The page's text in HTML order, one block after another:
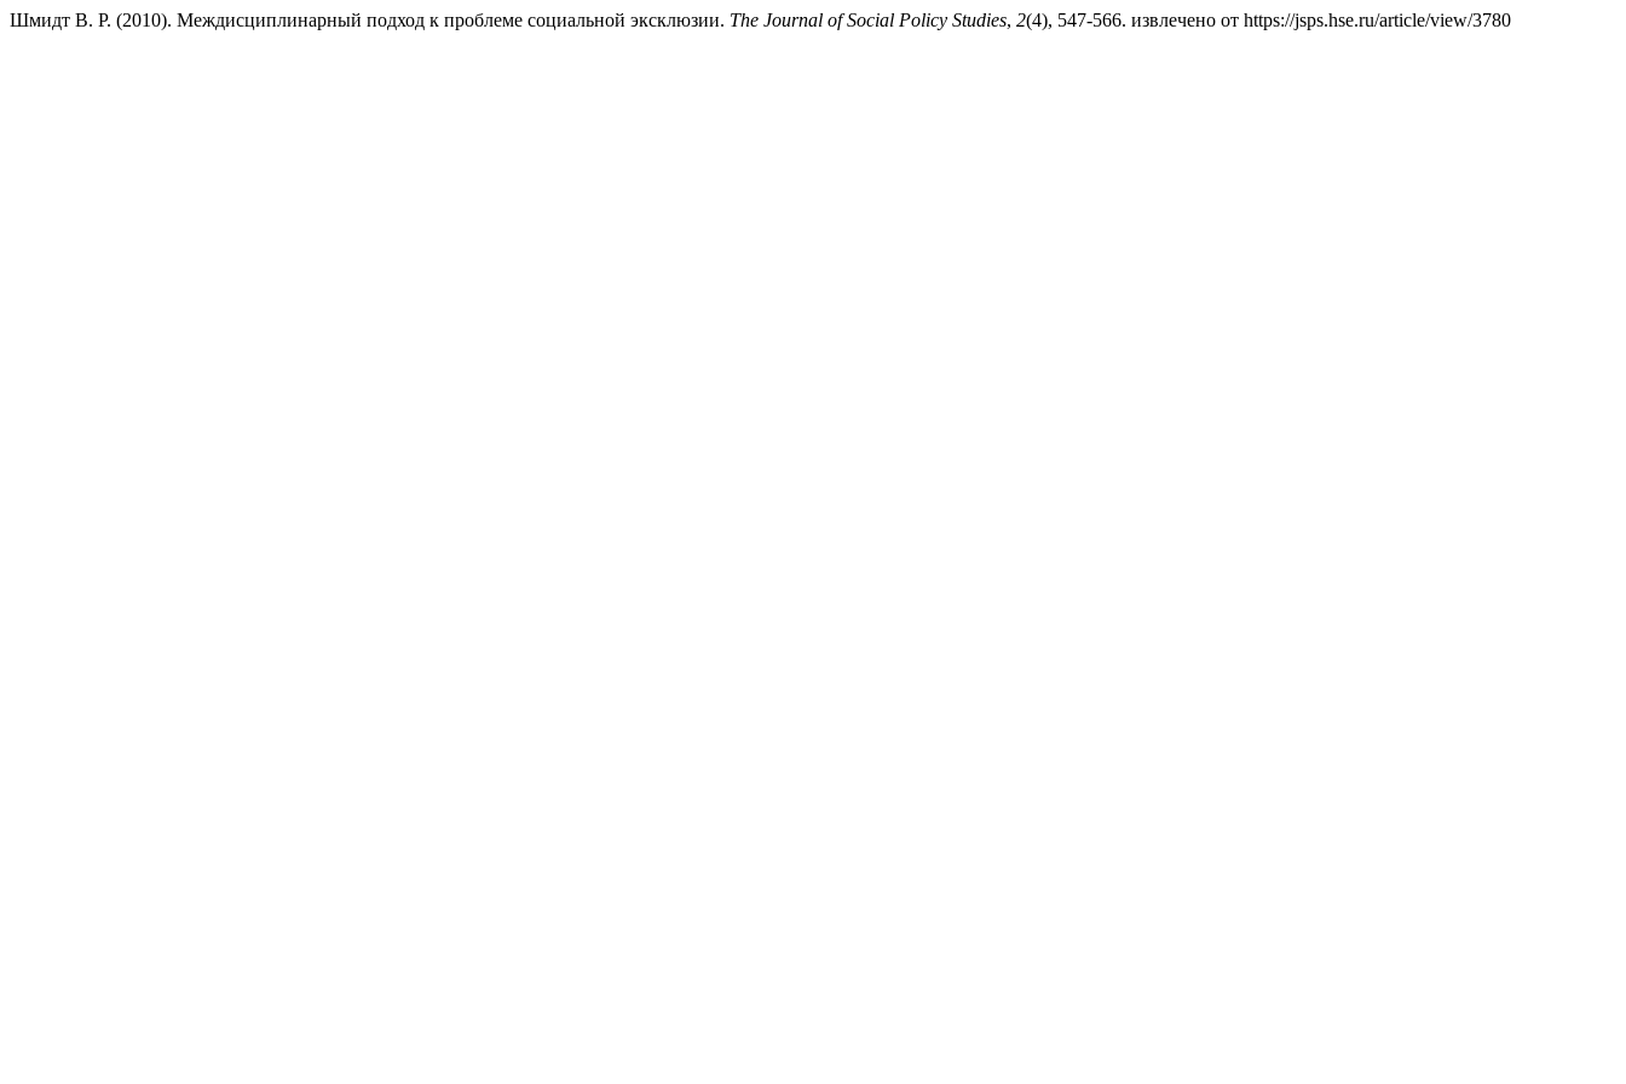
Шмидт В. Р. (2010). Междисциплинарный подход к проблеме социальной эксклюзии. The Journal of Social Policy Studies, 2(4), 547-566. извлечено от https://jsps.hse.ru/article/view/3780